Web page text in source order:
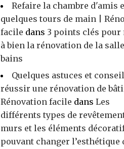
Refaire la chambre d'amis
quelques tours de main |
facile dans 3 points clés pour
à bien la rénovation de la
bains
Quelques astuces et
réussir une rénovation de
Rénovation facile dans Les
différents types de
murs et les éléments
pouvant changer l’esthétique